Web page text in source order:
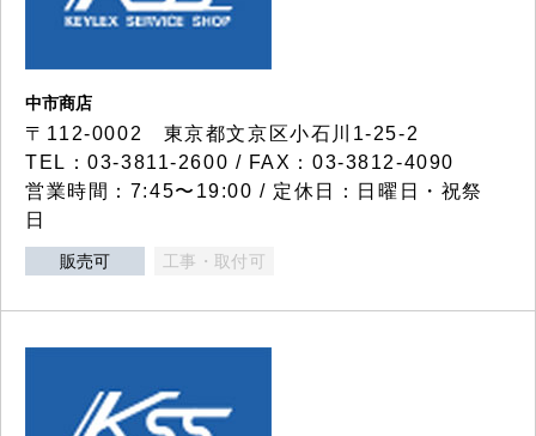
中市商店
〒112-0002 東京都文京区小石川1-25-2
TEL：03-3811-2600 / FAX：03-3812-4090
営業時間：7:45〜19:00 / 定休日：日曜日・祝祭
日
販売可 工事・取付可